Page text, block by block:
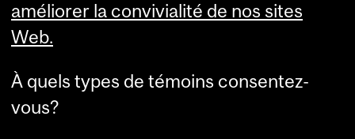
,
ital
)
améliorer la convivialité de nos sites
Web.
À quels types de témoins consentez-
vous?